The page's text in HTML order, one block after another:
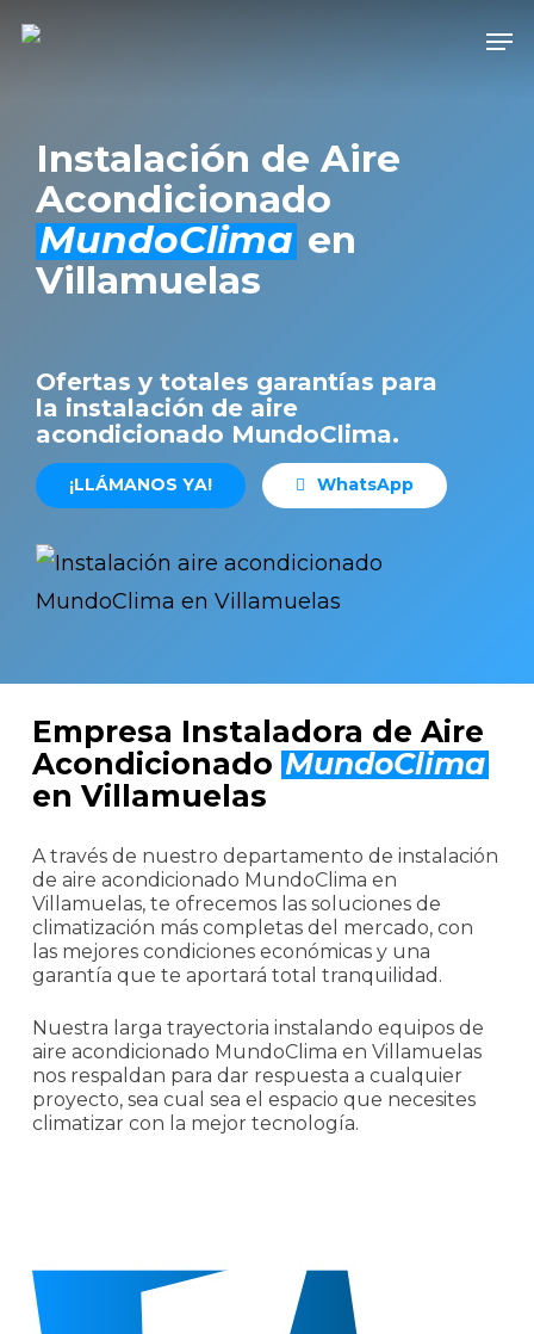
Skip
Instalación de Aire
Acondicionado
MundoClima en
Villamuelas
Ofertas y totales garantías para
la instalación de aire
acondicionado MundoClima.
¡LLÁMANOS YA! WhatsApp
Empresa Instaladora de Aire
Acondicionado MundoClima
en Villamuelas
A través de nuestro departamento de instalación
de aire acondicionado MundoClima en
Villamuelas, te ofrecemos las soluciones de
climatización más completas del mercado, con
las mejores condiciones económicas y una
garantía que te aportará total tranquilidad.
Nuestra larga trayectoria instalando equipos de
aire acondicionado MundoClima en Villamuelas
nos respaldan para dar respuesta a cualquier
proyecto, sea cual sea el espacio que necesites
climatizar con la mejor tecnología.